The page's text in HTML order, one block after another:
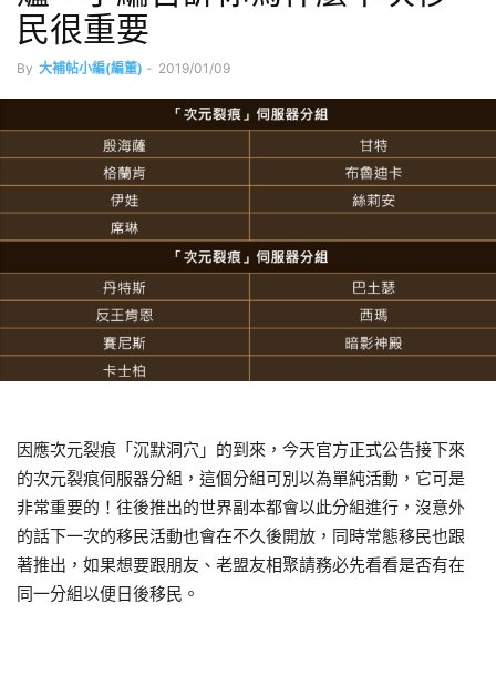
民很重要
By 大補帖小編(編董) - 2019/01/09
因應次元裂痕「沉默洞穴」的到來，今天官方正式公告接下來
的次元裂痕伺服器分組，這個分組可別以為單純活動，它可是
非常重要的！往後推出的世界副本都會以此分組進行，沒意外
的話下一次的移民活動也會在不久後開放，同時常態移民也跟
著推出，如果想要跟朋友、老盟友相聚請務必先看看是否有在
同一分組以便日後移民。